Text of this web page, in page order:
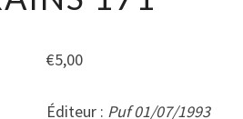
€5,00
Éditeur : Puf01/07/1993